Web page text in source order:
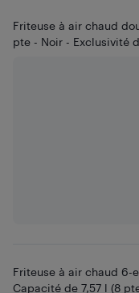
Friteuse à air chaud
pte - Noir - Exclusivité
Friteuse à air chaud 6-
Capacité de 7,57 l (8